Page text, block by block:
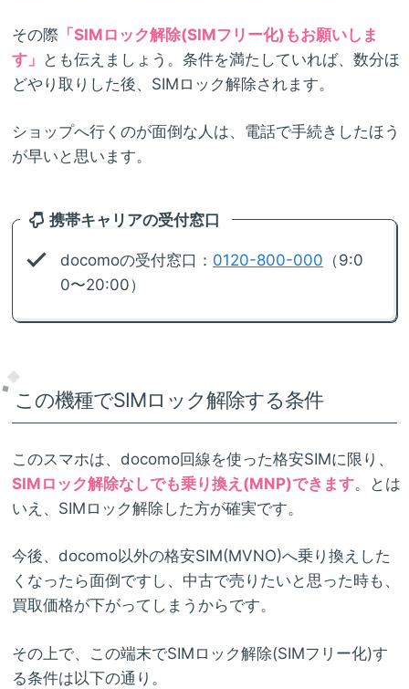
その際 「SIMロック解除(SIMフリー化)もお願いしま
す」 とも伝えましょう。条件を満たしていれば、数分ほ
どやり取りした後、SIMロック解除されます。
ショップへ行くのが面倒な人は、電話で手続きしたほう
が早いと思います。
携帯キャリアの受付窓口
docomoの受付窓口： 0120-800-000 （9:0
0〜20:00）
この機種でSIMロック解除する条件
このスマホは、docomo回線を使った格安SIMに限り、
SIMロック解除なしでも乗り換え(MNP)できます。とは
いえ、SIMロック解除した方が確実です。
今後、docomo以外の格安SIM(MVNO)へ乗り換えした
くなったら面倒ですし、中古で売りたいと思った時も、
買取価格が下がってしまうからです。
その上で、この端末でSIMロック解除(SIMフリー化)す
る条件は以下の通り。